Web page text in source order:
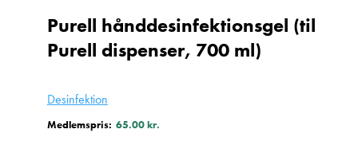
Desinfektion
Purell hånddesinfektionsgel (til
Purell dispenser, 700 ml)
Medlemspris: 65.00kr.